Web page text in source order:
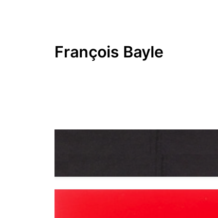
François Bayle